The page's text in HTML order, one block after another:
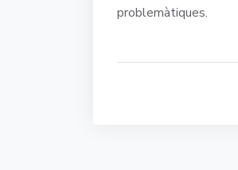
problemàtiques.